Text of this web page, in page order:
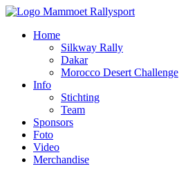
Home
Silkway Rally
Dakar
Morocco Desert Challenge
Info
Stichting
Team
Sponsors
Foto
Video
Merchandise